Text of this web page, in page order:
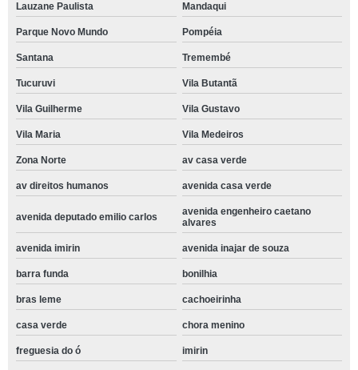
Lauzane Paulista Mandaqui
Parque Novo Mundo Pompéia
Santana Tremembé
Tucuruvi Vila Butantã
Vila Guilherme Vila Gustavo
Vila Maria Vila Medeiros
Zona Norte av casa verde
av direitos humanos avenida casa verde
avenida deputado emilio carlos
avenida engenheiro caetano
alvares
avenida imirin avenida inajar de souza
barra funda bonilhia
bras leme cachoeirinha
casa verde chora menino
freguesia do ó imirin